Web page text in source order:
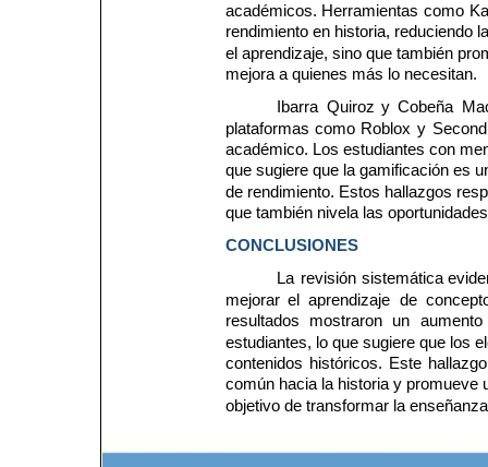
académicos. Herramientas como
rendimiento en historia, reduciendo
el aprendizaje, sino que también
mejora a quienes más lo necesitan.
Ibarra Quiroz y Cobeña
plataformas como Roblox y
académico. Los estudiantes con
que sugiere que la gamificación es
de rendimiento. Estos hallazgos
que también nivela las
CONCLUSIONES
La revisión sistemática
mejorar el aprendizaje de
resultados
mostraron un
aumento
estudiantes, lo que sugiere que los
contenidos históricos. Este
común hacia la historia y promueve
objetivo de transformar la